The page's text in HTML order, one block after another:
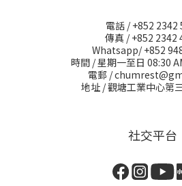
電話 / +852 2342
傳真 / +852 2342
Whatsapp/ +852
時間 / 星期一至日 08:30
電郵 /
地址 / 觀塘工業中心第
社交平台